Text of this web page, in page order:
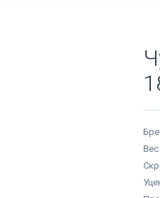
Вес